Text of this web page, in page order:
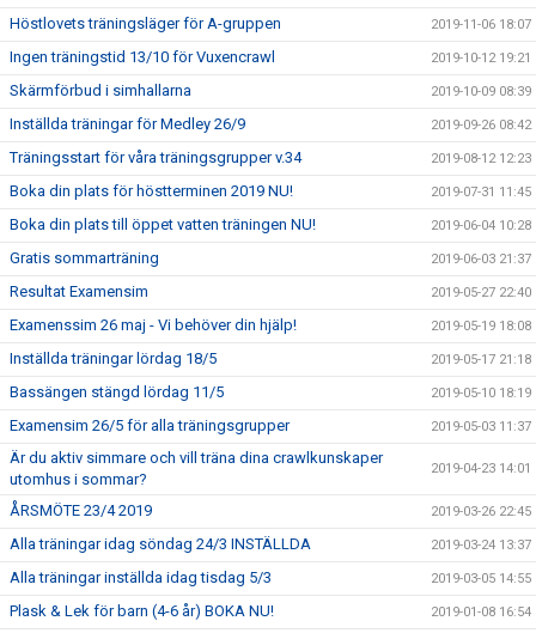
Höstlovets träningsläger för A-gruppen 2019-11-06 18:07
Ingen träningstid 13/10 för Vuxencrawl 2019-10-12 19:21
Skärmförbud i simhallarna 2019-10-09 08:39
Inställda träningar för Medley 26/9 2019-09-26 08:42
Träningsstart för våra träningsgrupper v.34 2019-08-12 12:23
Boka din plats för höstterminen 2019 NU! 2019-07-31 11:45
Boka din plats till öppet vatten träningen NU! 2019-06-04 10:28
Gratis sommarträning 2019-06-03 21:37
Resultat Examensim 2019-05-27 22:40
Examenssim 26 maj - Vi behöver din hjälp! 2019-05-19 18:08
Inställda träningar lördag 18/5 2019-05-17 21:18
Bassängen stängd lördag 11/5 2019-05-10 18:19
Examensim 26/5 för alla träningsgrupper 2019-05-03 11:37
Är du aktiv simmare och vill träna dina crawlkunskaper
utomhus i sommar?
2019-04-23 14:01
ÅRSMÖTE 23/4 2019 2019-03-26 22:45
Alla träningar idag söndag 24/3 INSTÄLLDA 2019-03-24 13:37
Alla träningar inställda idag tisdag 5/3 2019-03-05 14:55
Plask & Lek för barn (4-6 år) BOKA NU! 2019-01-08 16:54